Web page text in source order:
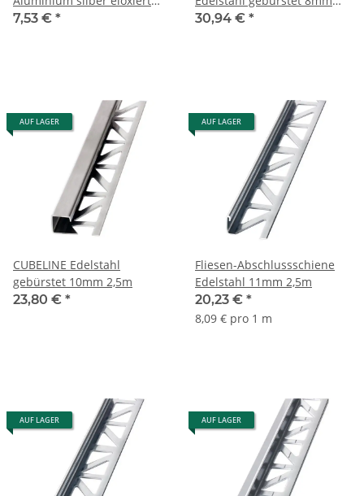
8mm
7,53 € *
2,5m
30,94 € *
AUF LAGER
CUBELINE Edelstahl
gebürstet 10mm 2,5m
23,80 € *
AUF LAGER
Fliesen-Abschlussschiene
Edelstahl 11mm 2,5m
20,23 € *
8,09 € pro 1 m
AUF LAGER AUF LAGER